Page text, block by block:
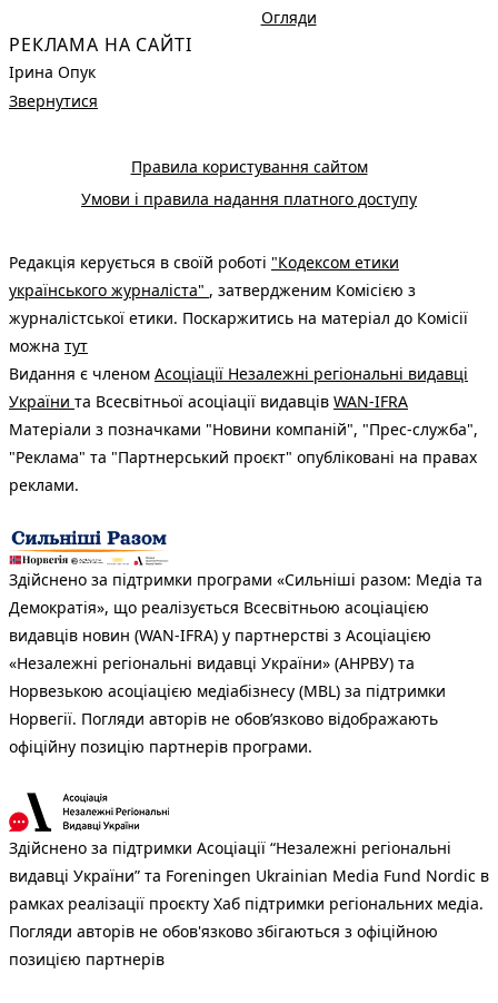
РЕКЛАМА НА САЙТІ
Ірина Опук
Звернутися
Огляди
Правила користування сайтом
Умови і правила надання платного доступу
Редакція керується в своїй роботі "Кодексом етики
українського журналіста" , затвердженим Комісією з
журналістської етики. Поскаржитись на матеріал до Комісії
можна тут
Видання є членом Асоціації Незалежні регіональні видавці
України та Всесвітньої асоціації видавців WAN-IFRA
Матеріали з позначками "Новини компаній", "Прес-служба",
"Реклама" та "Партнерський проєкт" опубліковані на правах
реклами.
Здійснено за підтримки програми «Сильніші разом: Медіа та
Демократія», що реалізується Всесвітньою асоціацією
видавців новин (WAN-IFRA) у партнерстві з Асоціацією
«Незалежні регіональні видавці України» (АНРВУ) та
Норвезькою асоціацією медіабізнесу (MBL) за підтримки
Норвегії. Погляди авторів не обов’язково відображають
офіційну позицію партнерів програми.
Здійснено за підтримки Асоціації “Незалежні регіональні
видавці України” та Foreningen Ukrainian Media Fund Nordic в
рамках реалізації проєкту Хаб підтримки регіональних медіа.
Погляди авторів не обов'язково збігаються з офіційною
позицією партнерів